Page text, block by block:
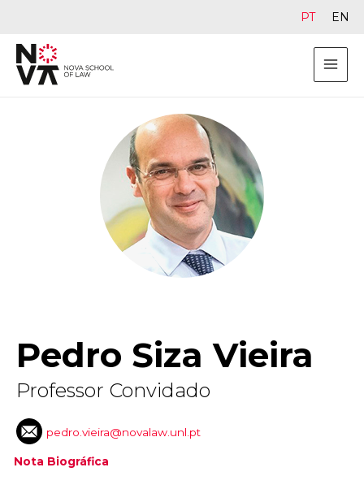
Pedro Siza Vieira
Professor Convidado
pedro.vieira@novalaw.unl.pt
Nota Biográfica
PT EN